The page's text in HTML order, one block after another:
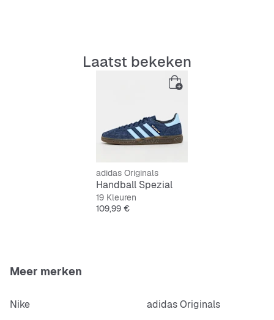
Laatst bekeken
adidas Originals
Handball Spezial
19 Kleuren
Prijs
109,99 €
Meer merken
Nike
adidas Originals